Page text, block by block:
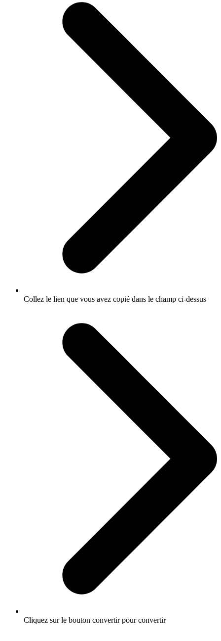
Collez le lien que vous avez copié dans le champ ci-dessus
Cliquez sur le bouton convertir pour convertir